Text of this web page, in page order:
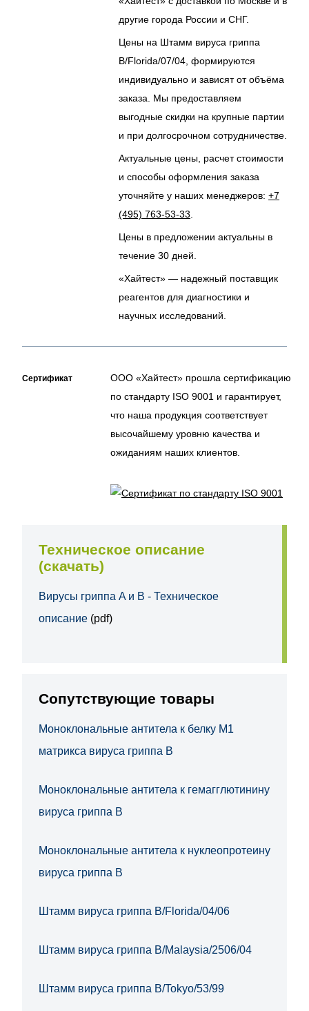
другие города России и СНГ.
Цены на Штамм вируса гриппа
B/Florida/07/04, формируются
индивидуально и зависят от объёма
заказа. Мы предоставляем
выгодные скидки на крупные партии
и при долгосрочном сотрудничестве.
Актуальные цены, расчет стоимости
и способы оформления заказа
уточняйте у наших менеджеров: +7
(495) 763-53-33
Цены в предложении актуальны в
течение 30 дней.
«Хайтест» — надежный поставщик
реагентов для диагностики и
научных исследований.
Сертификат
ООО «Хайтест» прошла сертификацию
по стандарту ISO 9001 и гарантирует,
что наша продукция соответствует
высочайшему уровню качества и
ожиданиям наших клиентов.
Техническое описание
(скачать)
Вирусы гриппа A и B - Техническое
описание (pdf)
Сопутствующие товары
Моноклональные антитела к белку М1
матрикса вируса гриппа B
Моноклональные антитела к гемагглютинину
вируса гриппа B
Моноклональные антитела к нуклеопротеину
вируса гриппа B
Штамм вируса гриппа B/Florida/04/06
Штамм вируса гриппа B/Malaysia/2506/04
Штамм вируса гриппа B/Tokyo/53/99